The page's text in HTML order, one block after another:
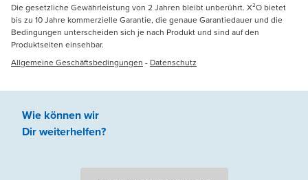
Die gesetzliche Gewährleistung von 2 Jahren bleibt unberührt. X²O bietet
bis zu 10 Jahre kommerzielle Garantie, die genaue Garantiedauer und die
Bedingungen unterscheiden sich je nach Produkt und sind auf den
Produktseiten einsehbar.
Allgemeine Geschäftsbedingungen - Datenschutz
Wie können wir
Dir weiterhelfen?